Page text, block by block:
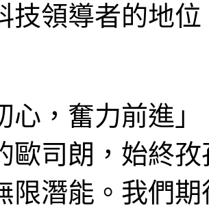
技領導者的地位
心，奮力前進
歐司朗，始終
限潛能。我們